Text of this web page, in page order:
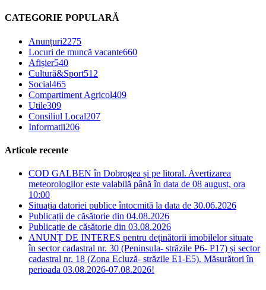
CATEGORIE POPULARĂ
Anunțuri2275
Locuri de muncă vacante660
Afișier540
Cultură&Sport512
Social465
Compartiment Agricol409
Utile309
Consiliul Local207
Informatii206
Articole recente
COD GALBEN în Dobrogea și pe litoral. Avertizarea
meteorologilor este valabilă până în data de 08 august, ora
10:00
Situația datoriei publice întocmită la data de 30.06.2026
Publicații de căsătorie din 04.08.2026
Publicație de căsătorie din 03.08.2026
ANUNȚ DE INTERES pentru deținătorii imobilelor situate
în sector cadastral nr. 30 (Peninsula- străzile P6- P17) și sector
cadastral nr. 18 (Zona Ecluză- străzile E1-E5). Măsurători în
perioada 03.08.2026-07.08.2026!